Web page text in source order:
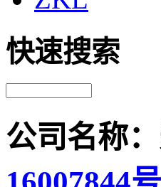
快速搜索
公司名称